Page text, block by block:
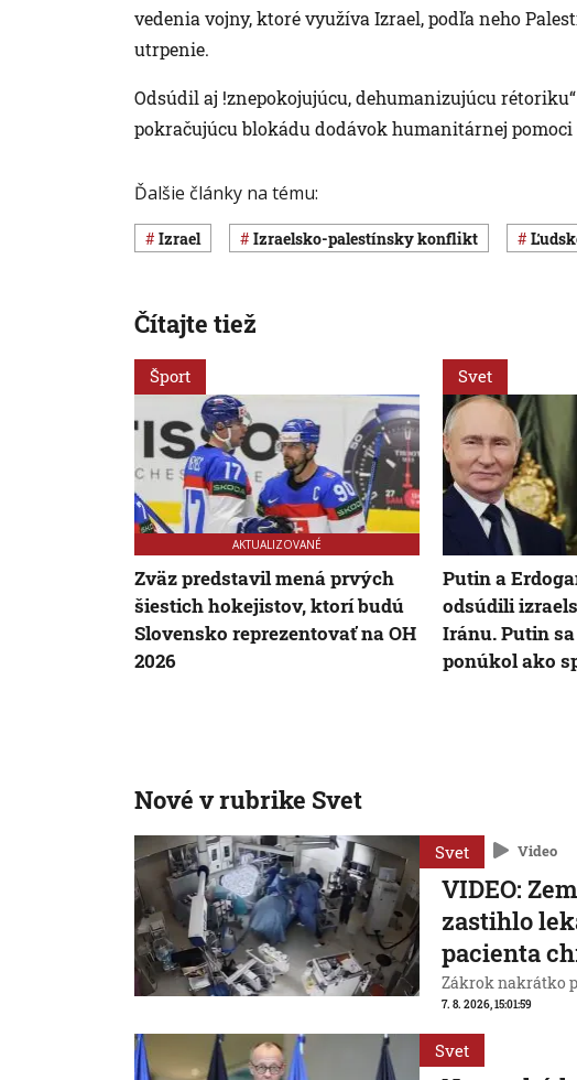
vedenia vojny, ktoré využíva Izrael, podľa neho
utrpenie.
Odsúdil aj !znepokojujúcu, dehumanizujúcu
pokračujúcu blokádu dodávok humanitárnej pomoci
Ďalšie články na tému:
Izrael izraelsko-palestínsky konflikt
Čítajte tiež
Šport
AKTUALIZOVANÉ
Zväz predstavil mená prvých
šiestich hokejistov, ktorí budú
Slovensko reprezentovať na OH
2026
Svet
Putin a
odsúdili
Iránu. Putin
ponúkol ako
Nové v rubrike Svet
Svet Video
VIDEO:
zastihlo
pacienta
Zákrok nakrátko
7. 8. 2026, 15:01:59
Svet